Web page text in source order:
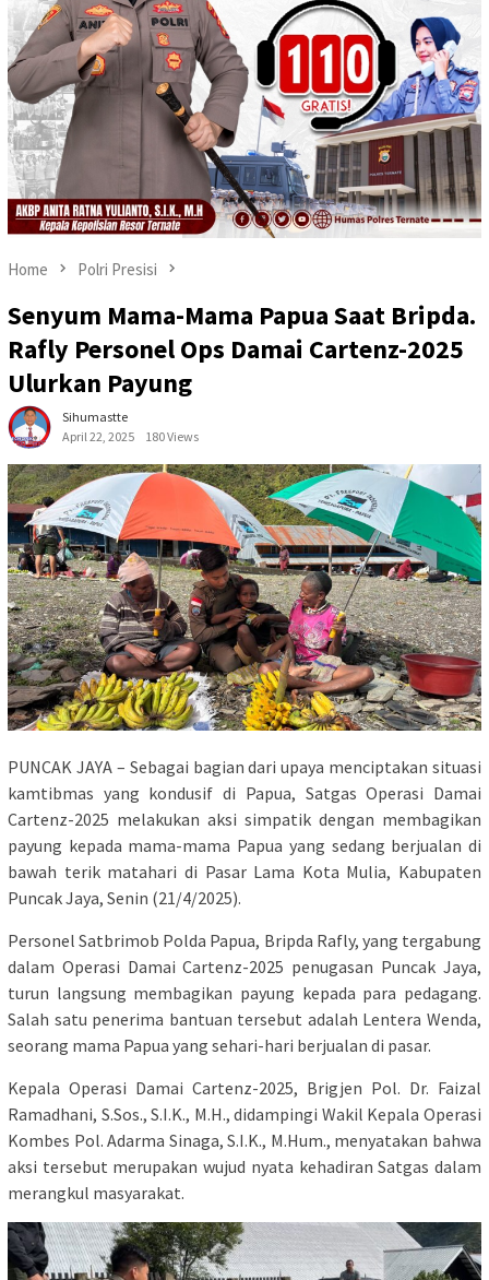
Home Polri Presisi
Senyum Mama-Mama Papua Saat Bripda.
Rafly Personel Ops Damai Cartenz-2025
Ulurkan Payung
Sihumastte
April 22, 2025
180 Views
PUNCAK JAYA – Sebagai bagian dari upaya menciptakan situasi
kamtibmas yang kondusif di Papua, Satgas Operasi Damai
Cartenz-2025 melakukan aksi simpatik dengan membagikan
payung kepada mama-mama Papua yang sedang berjualan di
bawah terik matahari di Pasar Lama Kota Mulia, Kabupaten
Puncak Jaya, Senin (21/4/2025).
Personel Satbrimob Polda Papua, Bripda Rafly, yang tergabung
dalam Operasi Damai Cartenz-2025 penugasan Puncak Jaya,
turun langsung membagikan payung kepada para pedagang.
Salah satu penerima bantuan tersebut adalah Lentera Wenda,
seorang mama Papua yang sehari-hari berjualan di pasar.
Kepala Operasi Damai Cartenz-2025, Brigjen Pol. Dr. Faizal
Ramadhani, S.Sos., S.I.K., M.H., didampingi Wakil Kepala Operasi
Kombes Pol. Adarma Sinaga, S.I.K., M.Hum., menyatakan bahwa
aksi tersebut merupakan wujud nyata kehadiran Satgas dalam
merangkul masyarakat.